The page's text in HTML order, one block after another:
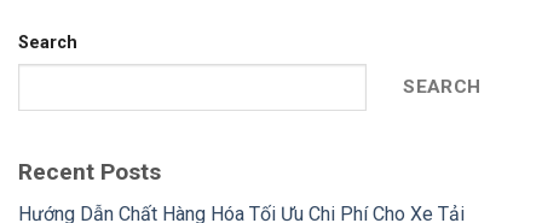
Search
SEARCH
Recent Posts
Hướng Dẫn Chất Hàng Hóa Tối Ưu Chi Phí Cho Xe Tải